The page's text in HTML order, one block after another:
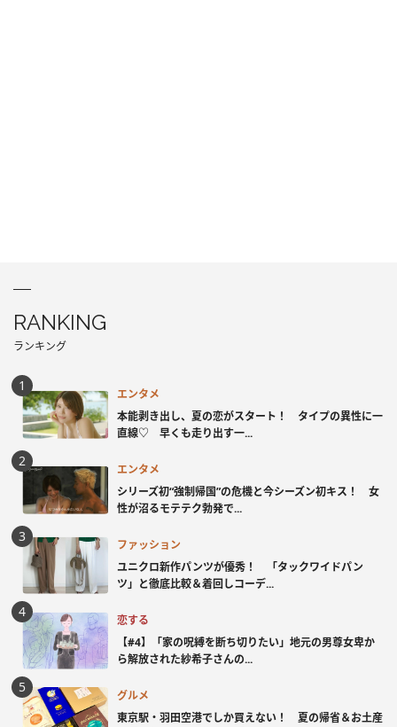
RANKING
ランキング
エンタメ
本能剥き出し、夏の恋がスタート！ タイプの異性に一
直線♡ 早くも走り出す一...
エンタメ
シリーズ初“強制帰国”の危機と今シーズン初キス！ 女
性が沼るモテテク勃発で...
ファッション
ユニクロ新作パンツが優秀！ 「タックワイドパン
ツ」と徹底比較＆着回しコーデ...
恋する
【#4】「家の呪縛を断ち切りたい」地元の男尊女卑か
ら解放された紗希子さんの...
グルメ
東京駅・羽田空港でしか買えない！ 夏の帰省＆お土産